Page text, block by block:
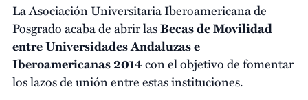
La Asociación Universitaria Iberoamericana de
Posgrado acaba de abrir lasBecas de Movilidad
entre Universidades Andaluzas e
Iberoamericanas 2014con el objetivo de fomentar
los lazos de unión entre estas instituciones.